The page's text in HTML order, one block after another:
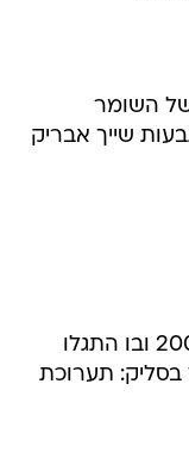
של השומר
שייך אבריק
סיור בסליק מ- 1945 שנחשף ב- 2009 ובו התגלו
עוד בסליק: תערוכת